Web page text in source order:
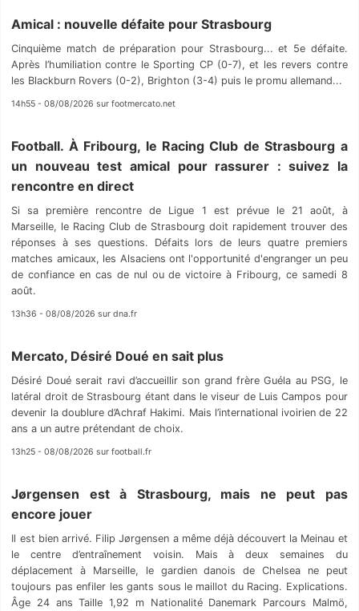
Amical : nouvelle défaite pour Strasbourg
Cinquième match de préparation pour Strasbourg... et 5e défaite.
Après l’humiliation contre le Sporting CP (0-7), et les revers contre
les Blackburn Rovers (0-2), Brighton (3-4) puis le promu allemand...
14h55 - 08/08/2026 sur footmercato.net
Football. À Fribourg, le Racing Club de Strasbourg a
un nouveau test amical pour rassurer : suivez la
rencontre en direct
Si sa première rencontre de Ligue 1 est prévue le 21 août, à
Marseille, le Racing Club de Strasbourg doit rapidement trouver des
réponses à ses questions. Défaits lors de leurs quatre premiers
matches amicaux, les Alsaciens ont l'opportunité d'engranger un peu
de confiance en cas de nul ou de victoire à Fribourg, ce samedi 8
août.
13h36 - 08/08/2026 sur dna.fr
Mercato, Désiré Doué en sait plus
Désiré Doué serait ravi d’accueillir son grand frère Guéla au PSG, le
latéral droit de Strasbourg étant dans le viseur de Luis Campos pour
devenir la doublure d’Achraf Hakimi. Mais l’international ivoirien de 22
ans a un autre prétendant de choix.
13h25 - 08/08/2026 sur football.fr
Jørgensen est à Strasbourg, mais ne peut pas
encore jouer
Il est bien arrivé. Filip Jørgensen a même déjà découvert la Meinau et
le centre d’entraînement voisin. Mais à deux semaines du
déplacement à Marseille, le gardien danois de Chelsea ne peut
toujours pas enfiler les gants sous le maillot du Racing. Explications.
Âge 24 ans Taille 1,92 m Nationalité Danemark Parcours Malmö,